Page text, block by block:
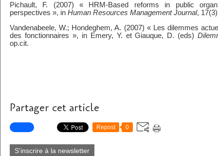
Pichault, F. (2007) « HRM-Based reforms in public
perspectives », in Human Resources Management Journal,
Vandenabeele, W.; Hondeghem, A. (2007) « Les dilemmes
des fonctionnaires », in Emery, Y. et Giauque, D. (eds)
op.cit.
Partager cet article
Repost 0
S'inscrire à la newsletter